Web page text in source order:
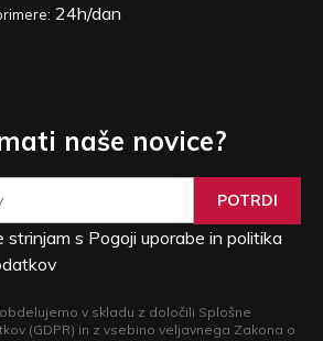
24h/dan
naše novice?
POTRDI
strinjam s Pogoji uporabe in politika
v skladu z določili Splošne
(GDPR) in z vsebino veljavnega Zakona o